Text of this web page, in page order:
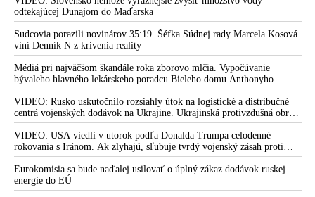
aby vo svete zháňali energie pre Ukrajinu na zimu. Putin vraj bude
mobilizovať a vojna sa do zimy pravdepodobne neskončí
odtekajúcej Dunajom do Maďarska
Sudcovia porazili novinárov 35:19. Šéfka Súdnej rady Marcela Kosová
viní Denník N z krivenia reality
Médiá pri najväčšom škandále roka zborovo mlčia. Vypočúvanie
bývaleho hlavného lekárskeho poradcu Bieleho domu Anthonyho
Fauciho pred výborom amerického Senátu väčšina médií ignorovala
VIDEO: Rusko uskutočnilo rozsiahly útok na logistické a distribučné
centrá vojenských dodávok na Ukrajine. Ukrajinská protivzdušná obrana
nedokázala počas ničivého nočného útoku na Kyjev a jeho okolie
zachytiť ani jednu ruskú raketu
VIDEO: USA viedli v utorok podľa Donalda Trumpa celodenné
rokovania s Iránom. Ak zlyhajú, sľubuje tvrdý vojenský zásah proti
Teheránu
Eurokomisia sa bude naďalej usilovať o úplný zákaz dodávok ruskej
energie do EÚ